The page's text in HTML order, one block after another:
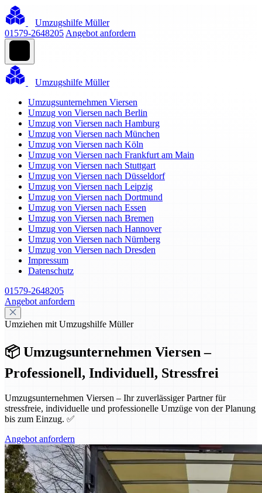
Umzugshilfe Müller
01579-2648205 Angebot anfordern
Umzugshilfe Müller
Umzugsunternehmen Viersen
Umzug von Viersen nach Berlin
Umzug von Viersen nach Hamburg
Umzug von Viersen nach München
Umzug von Viersen nach Köln
Umzug von Viersen nach Frankfurt am Main
Umzug von Viersen nach Stuttgart
Umzug von Viersen nach Düsseldorf
Umzug von Viersen nach Leipzig
Umzug von Viersen nach Dortmund
Umzug von Viersen nach Essen
Umzug von Viersen nach Bremen
Umzug von Viersen nach Hannover
Umzug von Viersen nach Nürnberg
Umzug von Viersen nach Dresden
Impressum
Datenschutz
01579-2648205
Angebot anfordern
Umziehen mit Umzugshilfe Müller
📦 Umzugsunternehmen Viersen –
Professionell, Individuell, Stressfrei
Umzugsunternehmen Viersen – Ihr zuverlässiger Partner für
stressfreie, individuelle und professionelle Umzüge von der Planung
bis zum Einzug. ✅
Angebot anfordern